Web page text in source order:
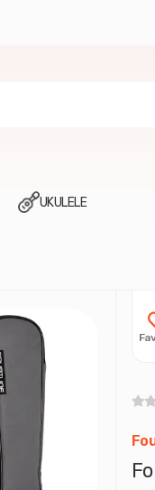
UKULELE